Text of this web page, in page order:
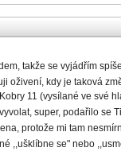
takže se vyjádřím
oživení, kdy je taková
11 (vysílané ve své
super, podařilo se
protože mi tam
,,ušklíbne se" nebo